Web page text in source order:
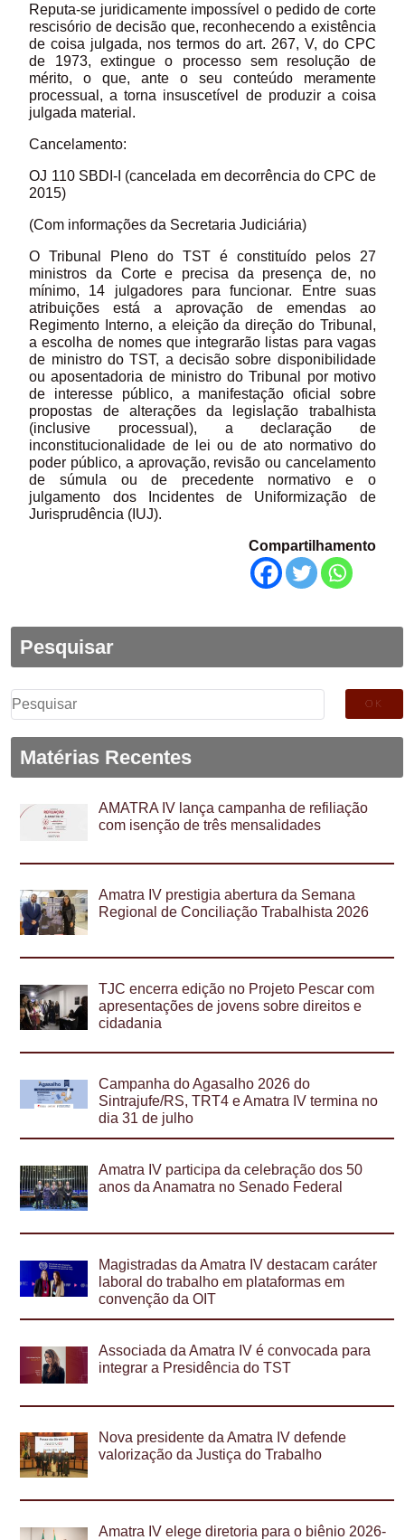
Reputa-se juridicamente impossível o pedido de corte
rescisório de decisão que, reconhecendo a existência
de coisa julgada, nos termos do art. 267, V, do CPC
de 1973, extingue o processo sem resolução de
mérito, o que, ante o seu conteúdo meramente
processual, a torna insuscetível de produzir a coisa
julgada material.
Cancelamento:
OJ 110 SBDI-I (cancelada em decorrência do CPC de
2015)
(Com informações da Secretaria Judiciária)
O Tribunal Pleno do TST é constituído pelos 27
ministros da Corte e precisa da presença de, no
mínimo, 14 julgadores para funcionar. Entre suas
atribuições está a aprovação de emendas ao
Regimento Interno, a eleição da direção do Tribunal,
a escolha de nomes que integrarão listas para vagas
de ministro do TST, a decisão sobre disponibilidade
ou aposentadoria de ministro do Tribunal por motivo
de interesse público, a manifestação oficial sobre
propostas de alterações da legislação trabalhista
(inclusive processual), a declaração de
inconstitucionalidade de lei ou de ato normativo do
poder público, a aprovação, revisão ou cancelamento
de súmula ou de precedente normativo e o
julgamento dos Incidentes de Uniformização de
Jurisprudência (IUJ).
Compartilhamento
Pesquisar
Pesquisar
por:
Matérias Recentes
AMATRA IV lança campanha de refiliação
com isenção de três mensalidades
Amatra IV prestigia abertura da Semana
Regional de Conciliação Trabalhista 2026
TJC encerra edição no Projeto Pescar com
apresentações de jovens sobre direitos e
cidadania
Campanha do Agasalho 2026 do
Sintrajufe/RS, TRT4 e Amatra IV termina no
dia 31 de julho
Amatra IV participa da celebração dos 50
anos da Anamatra no Senado Federal
Magistradas da Amatra IV destacam caráter
laboral do trabalho em plataformas em
convenção da OIT
Associada da Amatra IV é convocada para
integrar a Presidência do TST
Nova presidente da Amatra IV defende
valorização da Justiça do Trabalho
Amatra IV elege diretoria para o biênio 2026-